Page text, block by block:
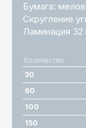
Бумага:
Скругление
Ламинация 32
Количество
30
60
100
150